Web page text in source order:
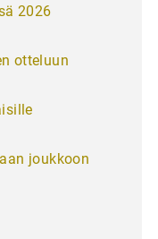
2026
otteluun
joukkoon